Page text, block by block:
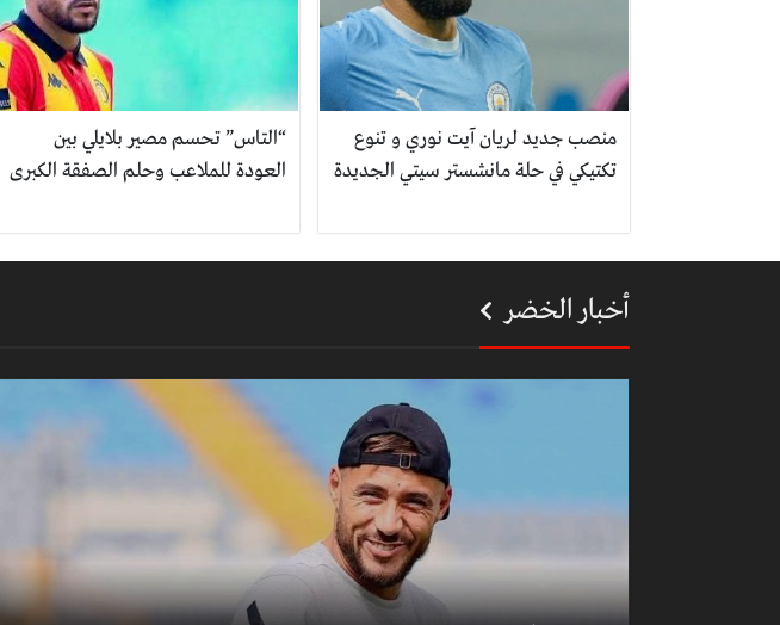
منصب جديد لريان آيت نوري و تنوع
تكتيكي في حلة مانشستر سيتي الجديدة
“التاس” تحسم مصير بلايلي بين
العودة للملاعب وحلم الصفقة الكبرى
أخبار الخضر